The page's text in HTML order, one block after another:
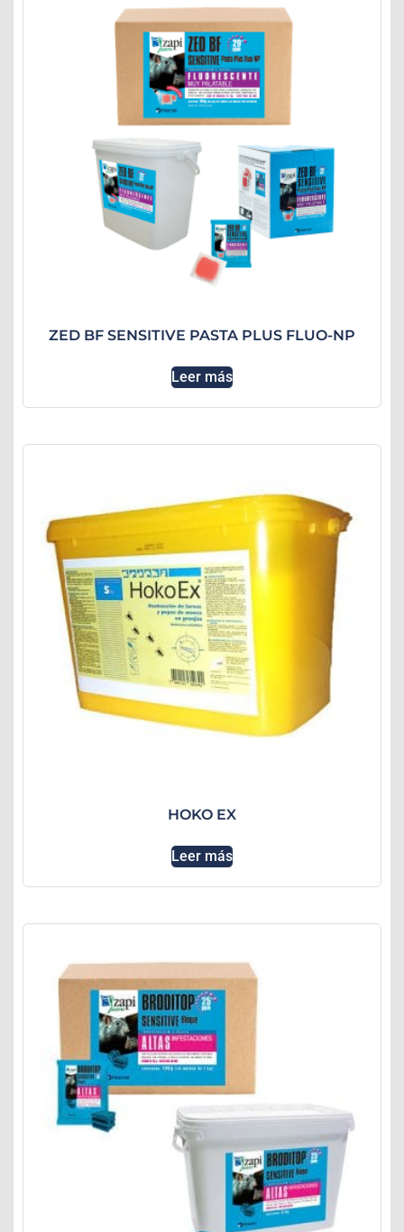
ZED BF SENSITIVE PASTA PLUS FLUO-NP
Leer más
HOKO EX
Leer más